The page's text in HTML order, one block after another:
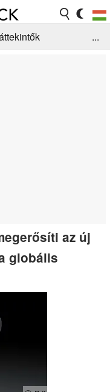
...
az új
globális